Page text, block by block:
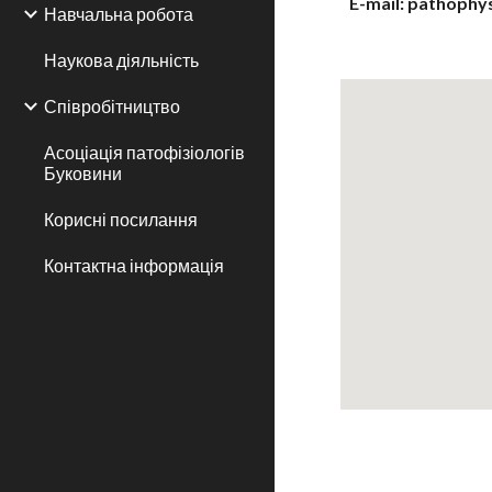
Навчальна робота
Наукова діяльність
Співробітництво
Асоціація патофізіологів
Буковини
Корисні посилання
Контактна інформація